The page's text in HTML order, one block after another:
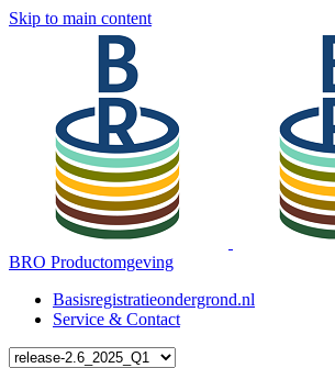
Skip to main content
BRO Productomgeving
Basisregistratieondergrond.nl
Service & Contact